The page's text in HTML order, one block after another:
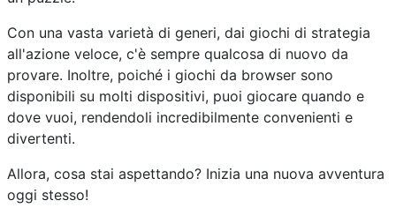
Con una vasta varietà di generi, dai giochi di strategia
all'azione veloce, c'è sempre qualcosa di nuovo da
provare. Inoltre, poiché i giochi da browser sono
disponibili su molti dispositivi, puoi giocare quando e
dove vuoi, rendendoli incredibilmente convenienti e
divertenti.
Allora, cosa stai aspettando? Inizia una nuova avventura
oggi stesso!